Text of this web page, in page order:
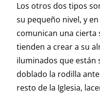
Los otros dos tipos
su pequeño nivel, y
comunican una cierta
tienden a crear a su
iluminados que están
doblado la rodilla
resto de la Iglesia,